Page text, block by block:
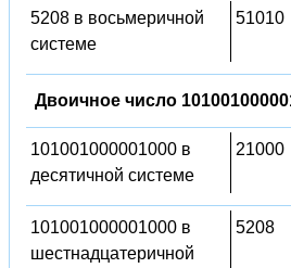
5208 в восьмеричной
системе
51010
Двоичное число
101001000001000 в
десятичной системе
21000
101001000001000 в
шестнадцатеричной
5208